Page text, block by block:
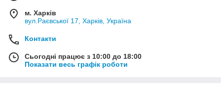
м. Харків
вул.Раєвської 17, Харків, Україна
Контакти
Сьогодні працює з 10:00 до 18:00
Показати весь графік роботи